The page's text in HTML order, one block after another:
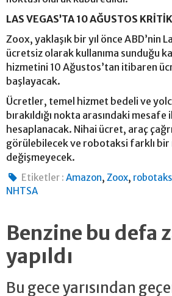
LAS VEGAS’TA 10 AĞUSTOS
Zoox, yaklaşık bir yıl önce ABD’nin
ücretsiz olarak kullanıma sunduğu
hizmetini 10 Ağustos’tan itibaren
başlayacak.
Ücretler, temel hizmet bedeli ve
bırakıldığı nokta arasındaki
hesaplanacak. Nihai ücret, araç
görülebilecek ve robotaksi farklı bir
değişmeyecek.
Etiketler : Amazon,Zoox,
NHTSA
Benzine bu defa
yapıldı
Bu gece yarısından